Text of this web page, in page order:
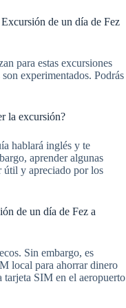
de un día de Fez
para estas excursiones
experimentados. Podrás
la excursión?
hablará inglés y te
aprender algunas
útil y apreciado por los
de un día de Fez a
Sin embargo, es
local para ahorrar dinero
tarjeta SIM en el aeropuerto